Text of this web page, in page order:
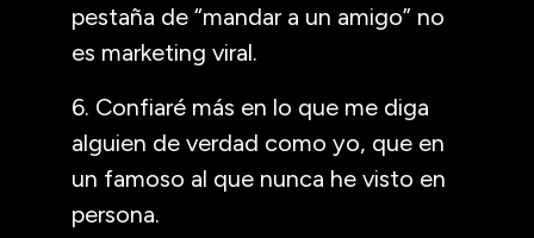
pestaña de “mandar a un amigo” no
es marketing viral.
6. Confiaré más en lo que me diga
alguien de verdad como yo, que en
un famoso al que nunca he visto en
persona.